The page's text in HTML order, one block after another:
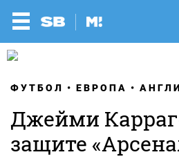
ФУТБОЛ ЕВРОПА
Джейми
защите